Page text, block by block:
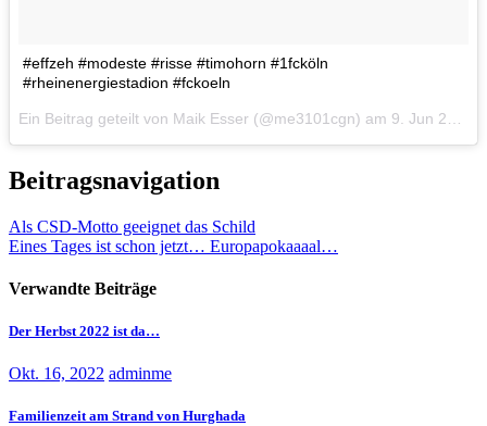
#effzeh #modeste #risse #timohorn #1fcköln
#rheinenergiestadion #fckoeln
Ein Beitrag geteilt von Maik Esser (@me3101cgn) am 9. Jun 2017 um 12:14 Uhr
Beitragsnavigation
Als CSD-Motto geeignet das Schild
Eines Tages ist schon jetzt… Europapokaaaal…
Verwandte Beiträge
Der Herbst 2022 ist da…
Okt. 16, 2022 adminme
Familienzeit am Strand von Hurghada